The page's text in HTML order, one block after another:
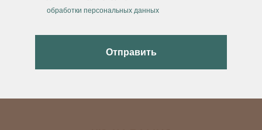
обработки персональных данных
Отправить